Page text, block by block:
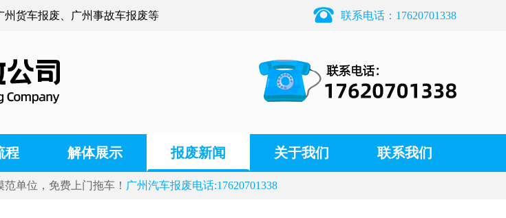
货车报废、广州事故车报废等 联系电话：17620701338
程 解体展示 报废新闻 关于我们 联系我们
单位，免费上门拖车！ 广州汽车报废电话:17620701338